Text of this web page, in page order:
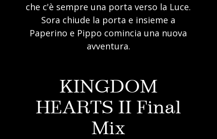
che c'è sempre una porta verso la Luce.
Sora chiude la porta e insieme a
Paperino e Pippo comincia una nuova
avventura.
KINGDOM
HEARTS II Final
Mix